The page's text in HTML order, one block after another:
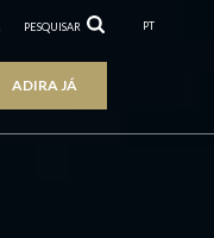
PESQUISAR PT
ADIRA JÁ